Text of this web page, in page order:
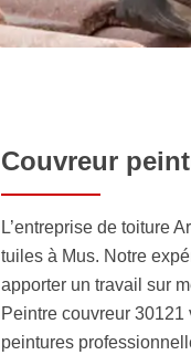
Couvreur
L’entreprise de toiture
tuiles à Mus. Notre
apporter un travail sur
Peintre couvreur
peintures